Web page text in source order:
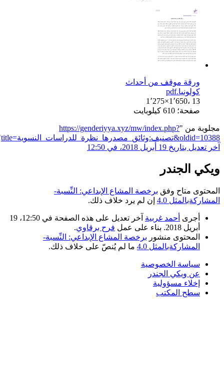
ورقة موقف من أحداث
كولونيا.pdf
1٬275×1٬650، 13
صفحة؛ 610 كيلوبايت
مجلوبة من "https://genderiyya.xyz/mw/index.php?
title=تصنيف:وثائق_مصدرها_نظرة_للدراسات_النسوية&oldid=10388
"
آخر تعديل بتاريخ 19 أبريل 2018، في 12:50
ويكي الجندر
المحتوى متاح وفق برخصة المشاع الإبداعي: النِّسبة-
المشاركةبالمثل 4.0
إن لم يرد خلاف ذلك.
أجرى أحمد غربية
آخر تعديل على هذه الصفحة في 12:50، 19
أبريل 2018. بناء على عمل
فرح برقاوي.
المحتوى منشور برخصة المشاع الإبداعي: النِّسبة-
المشاركةبالمثل 4.0
ما لم يُنصّ على خلاف ذلك.
سياسة الخصوصية
عن ويكي الجندر
إخلاء مسؤولية
سطح المكتب